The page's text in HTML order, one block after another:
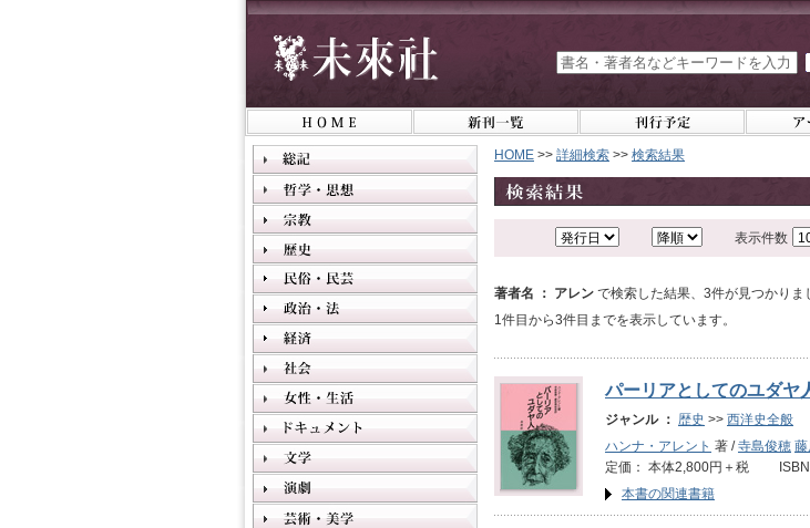
HOME >> 詳細検索 >> 検索結果
表示件数
著者名 ： アレン で検索した結果、3件が見つかりま
1件目から3件目までを表示しています。
パーリアとしてのユダヤ
ジャンル ： 歴史 >> 西洋史全般
ハンナ・アレント 著 /寺島俊穂 藤
定価： 本体2,800円＋税
本書の関連書籍